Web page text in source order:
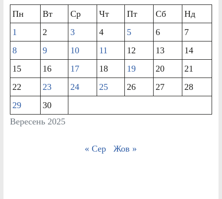
Вересень 2025
Пн Вт Ср Чт Пт Сб
Нд
1
2 3 4 5 6
7
8
9 10 11 12 13
14
15
16 17 18 19 20
21
22
23 24 25 26 27
28
29
30
« Сер Жов »